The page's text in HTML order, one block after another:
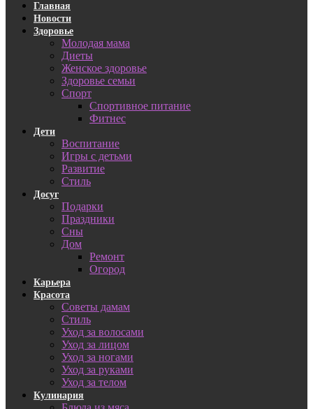
Главная
Новости
Здоровье
Молодая мама
Диеты
Женское здоровье
Здоровье семьи
Спорт
Спортивное питание
Фитнес
Дети
Воспитание
Игры с детьми
Развитие
Стиль
Досуг
Подарки
Праздники
Сны
Дом
Ремонт
Огород
Карьера
Красота
Советы дамам
Стиль
Уход за волосами
Уход за лицом
Уход за ногами
Уход за руками
Уход за телом
Кулинария